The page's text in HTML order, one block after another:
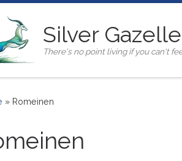
Silver Gazelle
There's no point living if you can't
» Romeinen